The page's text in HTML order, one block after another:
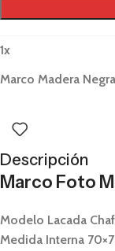
1x
Marco Madera
Descripción
Marco Foto
Modelo Lacada
Medida Interna